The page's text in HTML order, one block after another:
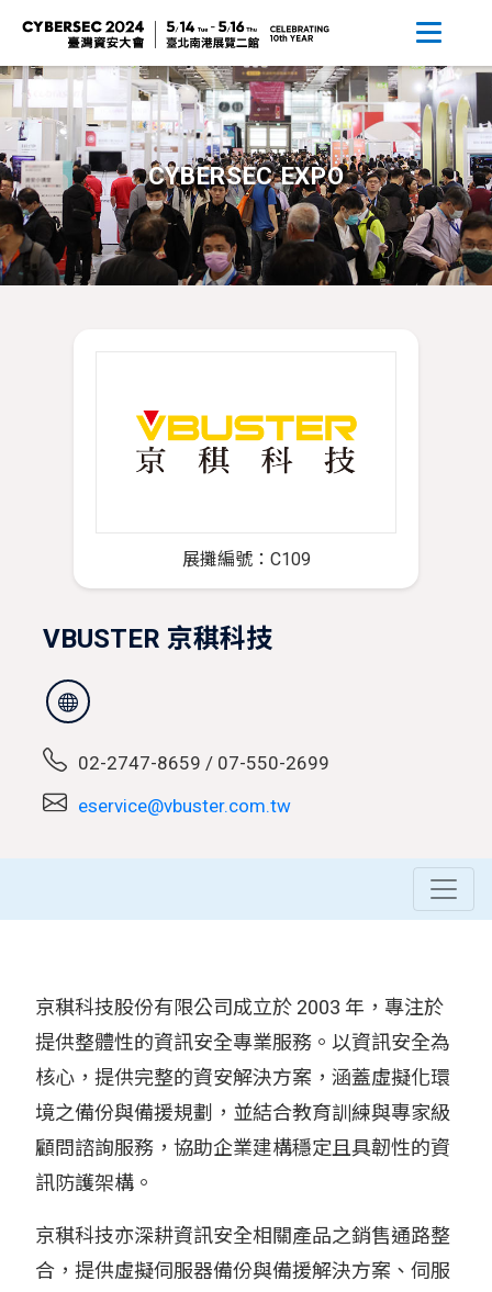
CYBERSEC EXPO
展攤編號：C109
VBUSTER 京稘科技
02-2747-8659 / 07-550-2699
eservice@vbuster.com.tw
京稘科技股份有限公司成立於 2003 年，專注於
提供整體性的資訊安全專業服務。以資訊安全為
核心，提供完整的資安解決方案，涵蓋虛擬化環
境之備份與備援規劃，並結合教育訓練與專家級
顧問諮詢服務，協助企業建構穩定且具韌性的資
訊防護架構。
京稘科技亦深耕資訊安全相關產品之銷售通路整
合，提供虛擬伺服器備份與備援解決方案、伺服